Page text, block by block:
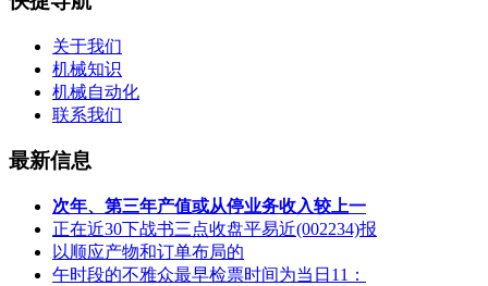
关于我们
机械知识
机械自动化
联系我们
最新信息
次年、第三年产值或从停业务收入较上一
正在近30下战书三点收盘平易近(002234)报
以顺应产物和订单布局的
午时段的不雅众最早检票时间为当日11：